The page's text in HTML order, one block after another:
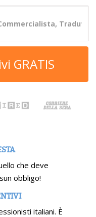
GRATIS
che deve
obbligo!
italiani. È